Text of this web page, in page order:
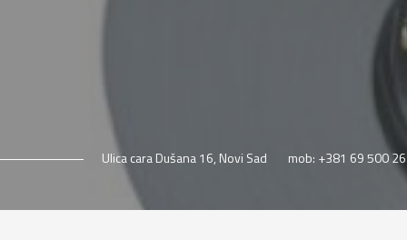
Ulica cara Dušana 16, Novi Sad mob: +381 69 500